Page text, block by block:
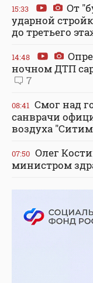
15:33
От
ударной
до третьего
14:48
ночном ДТП
7
08:41 Смог над
санврачи
воздуха
07:50 Олег
министром